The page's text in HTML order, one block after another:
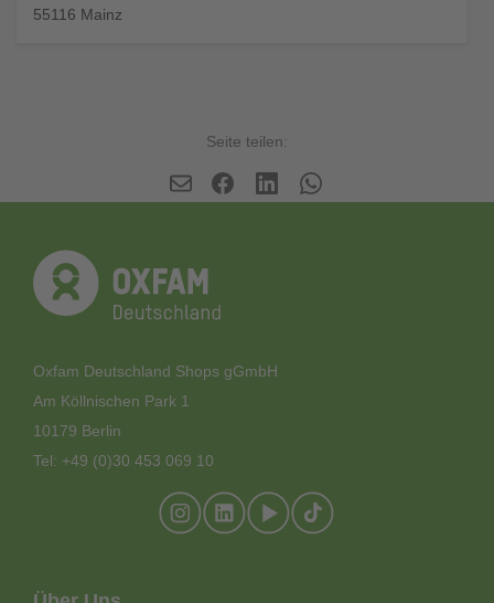
55116 Mainz
Seite teilen:
Oxfam Deutschland Shops gGmbH
Am Köllnischen Park 1
10179 Berlin
Tel: +49 (0)30 453 069 10